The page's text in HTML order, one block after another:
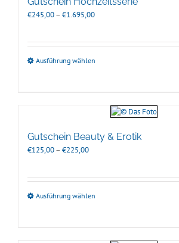
€245,00– €1.695,00Preisspanne:
€1.695,00
Ausführung wählen
Gutschein Beauty & Erotik
€125,00– €225,00Preisspanne:
€225,00
Ausführung wählen